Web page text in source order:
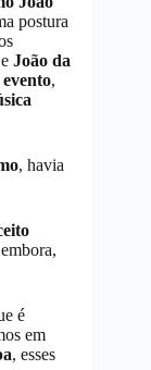
postura
João da
,
, havia
é
em
, esses